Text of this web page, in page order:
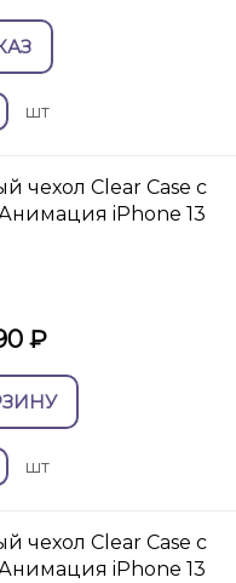
шт
чехол Clear Case c
iPhone 13
₽
шт
чехол Clear Case c
iPhone 13